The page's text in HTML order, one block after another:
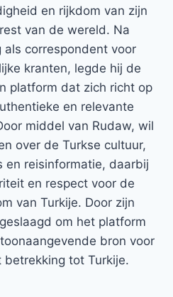
en rijkdom van zijn
van de wereld. Na
als correspondent voor
kranten, legde hij de
platform dat zich richt op
en relevante
middel van Rudaw, wil
over de Turkse cultuur,
en reisinformatie, daarbij
en respect voor de
van Turkije. Door zijn
om het platform
bron voor
betrekking tot Turkije.